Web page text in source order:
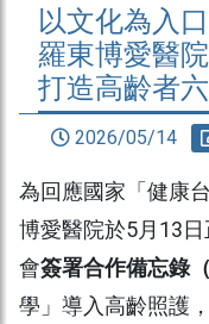
以文化為入
羅東博愛醫
打造高齡者
2026/05/14
為回應國家「健康
博愛醫院於5月13
會簽署合作備忘錄（
學」導入高齡照護